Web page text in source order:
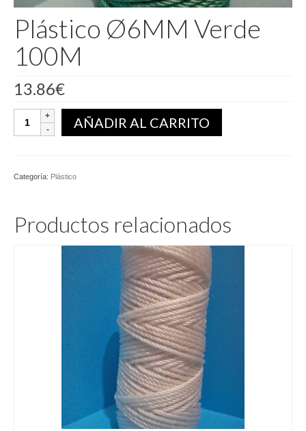
Plástico Ø6MM Verde
100M
13.86€
Plástico
Ø6MM
AÑADIR AL CARRITO
Categoría: Plástico
Productos relacionados